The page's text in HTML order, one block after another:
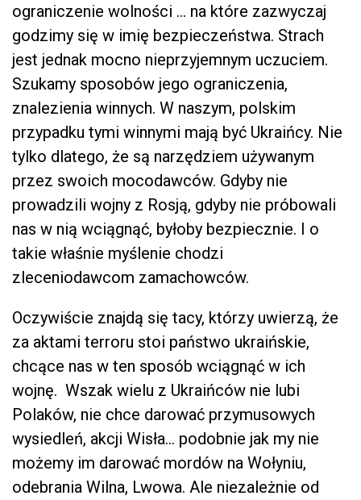
ograniczenie wolności … na które zazwyczaj
godzimy się w imię bezpieczeństwa. Strach
jest jednak mocno nieprzyjemnym uczuciem.
Szukamy sposobów jego ograniczenia,
znalezienia winnych. W naszym, polskim
przypadku tymi winnymi mają być Ukraińcy. Nie
tylko dlatego, że są narzędziem używanym
przez swoich mocodawców. Gdyby nie
prowadzili wojny z Rosją, gdyby nie próbowali
nas w nią wciągnąć, byłoby bezpiecznie. I o
takie właśnie myślenie chodzi
zleceniodawcom zamachowców.
Oczywiście znajdą się tacy, którzy uwierzą, że
za aktami terroru stoi państwo ukraińskie,
chcące nas w ten sposób wciągnąć w ich
wojnę. Wszak wielu z Ukraińców nie lubi
Polaków, nie chce darować przymusowych
wysiedleń, akcji Wisła… podobnie jak my nie
możemy im darować mordów na Wołyniu,
odebrania Wilna, Lwowa. Ale niezależnie od